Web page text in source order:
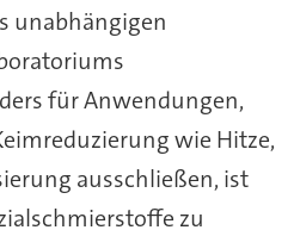
unabhängigen
für Anwendungen,
wie Hitze,
ausschließen, ist
zu